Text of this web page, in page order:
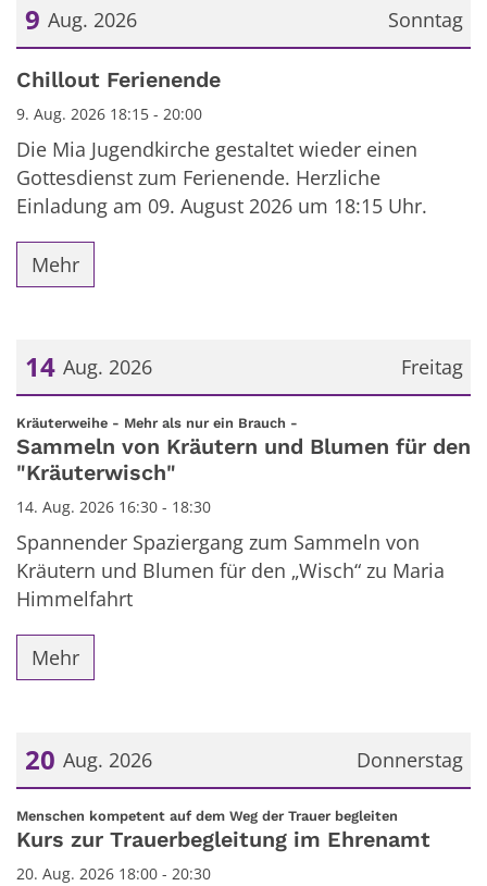
Sonntag
9 Aug. 2026
Datum: 9. August 2026
Chillout Ferienende
9. Aug. 2026 18:15 - 20:00
Die Mia Jugendkirche gestaltet wieder einen
Gottesdienst zum Ferienende. Herzliche
Einladung am 09. August 2026 um 18:15 Uhr.
Mehr
Freitag
14 Aug. 2026
Datum: 14. August 2026
Kräuterweihe - Mehr als nur ein Brauch -
Sammeln von Kräutern und Blumen für den
"Kräuterwisch"
14. Aug. 2026 16:30 - 18:30
Spannender Spaziergang zum Sammeln von
Kräutern und Blumen für den „Wisch“ zu Maria
Himmelfahrt
Mehr
Donnerstag
20 Aug. 2026
Datum: 20. August 2026
Menschen kompetent auf dem Weg der Trauer begleiten
Kurs zur Trauerbegleitung im Ehrenamt
20. Aug. 2026 18:00 - 20:30